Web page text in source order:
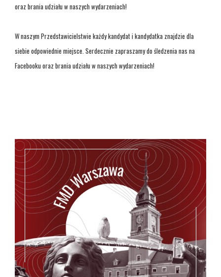
oraz brania udziału w naszych wydarzeniach!
W naszym Przedstawicielstwie każdy kandydat i kandydatka znajdzie dla
siebie odpowiednie miejsce. Serdecznie zapraszamy do śledzenia nas na
Facebooku oraz brania udziału w naszych wydarzeniach!